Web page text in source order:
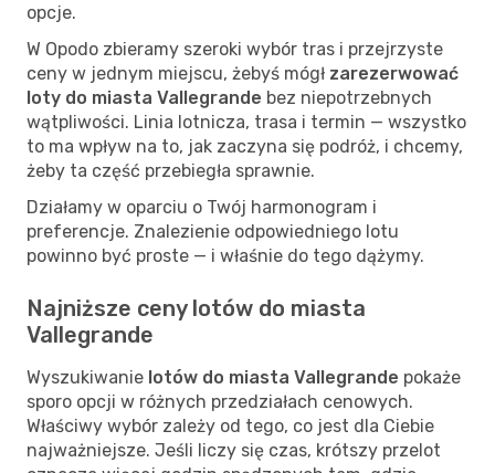
opcje.
W Opodo zbieramy szeroki wybór tras i przejrzyste
ceny w jednym miejscu, żebyś mógł zarezerwować
loty do miasta Vallegrande bez niepotrzebnych
wątpliwości. Linia lotnicza, trasa i termin — wszystko
to ma wpływ na to, jak zaczyna się podróż, i chcemy,
żeby ta część przebiegła sprawnie.
Działamy w oparciu o Twój harmonogram i
preferencje. Znalezienie odpowiedniego lotu
powinno być proste — i właśnie do tego dążymy.
Najniższe ceny lotów do miasta
Vallegrande
Wyszukiwanie lotów do miasta Vallegrande pokaże
sporo opcji w różnych przedziałach cenowych.
Właściwy wybór zależy od tego, co jest dla Ciebie
najważniejsze. Jeśli liczy się czas, krótszy przelot